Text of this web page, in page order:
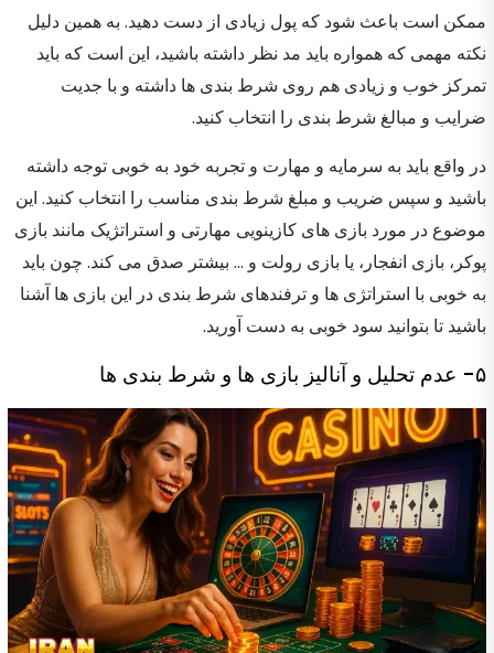
ممکن است باعث شود که پول زیادی از دست دهید. به همین دلیل
نکته مهمی که همواره باید مد نظر داشته باشید، این است که باید
تمرکز خوب و زیادی هم روی شرط بندی ها داشته و با جدیت
ضرایب و مبالغ شرط بندی را انتخاب کنید.
در واقع باید به سرمایه و مهارت و تجربه خود به خوبی توجه داشته
باشید و سپس ضریب و مبلغ شرط بندی مناسب را انتخاب کنید. این
موضوع در مورد بازی های کازینویی مهارتی و استراتژیک مانند بازی
پوکر، بازی انفجار، یا بازی رولت و … بیشتر صدق می کند. چون باید
به خوبی با استراتژی ها و ترفندهای شرط بندی در این بازی ها آشنا
باشید تا بتوانید سود خوبی به دست آورید.
۵- عدم تحلیل و آنالیز بازی ها و شرط بندی ها